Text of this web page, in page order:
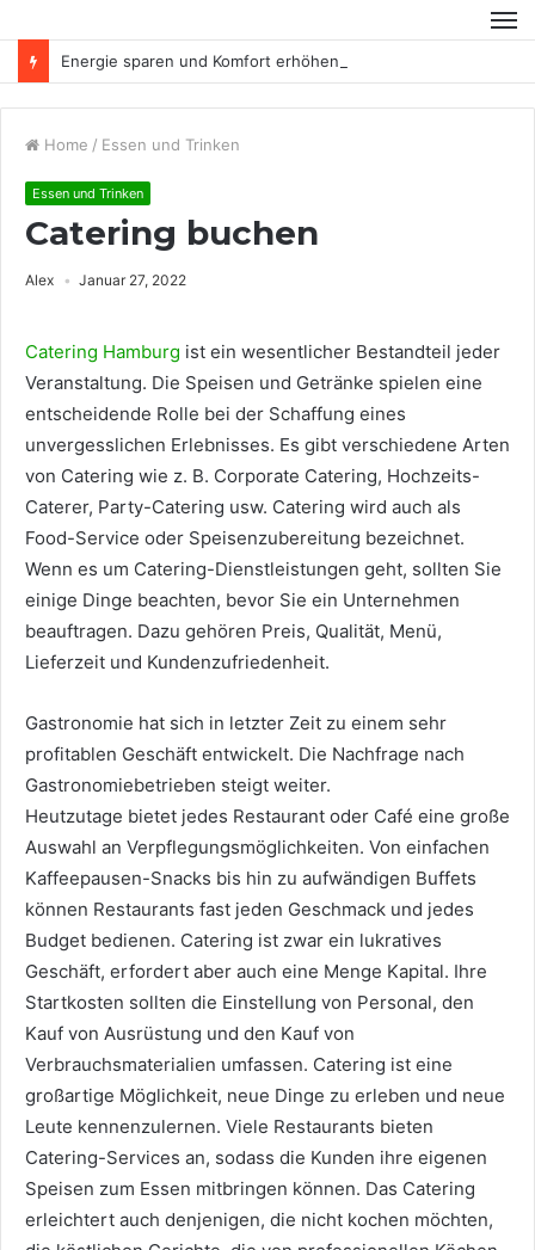
Energie sparen und Komfort erhöhen
Home / Essen und Trinken
Essen und Trinken
Catering buchen
Alex Januar 27, 2022
Catering Hamburg ist ein wesentlicher Bestandteil jeder
Veranstaltung. Die Speisen und Getränke spielen eine
entscheidende Rolle bei der Schaffung eines
unvergesslichen Erlebnisses. Es gibt verschiedene Arten
von Catering wie z. B. Corporate Catering, Hochzeits-
Caterer, Party-Catering usw. Catering wird auch als
Food-Service oder Speisenzubereitung bezeichnet.
Wenn es um Catering-Dienstleistungen geht, sollten Sie
einige Dinge beachten, bevor Sie ein Unternehmen
beauftragen. Dazu gehören Preis, Qualität, Menü,
Lieferzeit und Kundenzufriedenheit.
Gastronomie hat sich in letzter Zeit zu einem sehr
profitablen Geschäft entwickelt. Die Nachfrage nach
Gastronomiebetrieben steigt weiter.
Heutzutage bietet jedes Restaurant oder Café eine große
Auswahl an Verpflegungsmöglichkeiten. Von einfachen
Kaffeepausen-Snacks bis hin zu aufwändigen Buffets
können Restaurants fast jeden Geschmack und jedes
Budget bedienen. Catering ist zwar ein lukratives
Geschäft, erfordert aber auch eine Menge Kapital. Ihre
Startkosten sollten die Einstellung von Personal, den
Kauf von Ausrüstung und den Kauf von
Verbrauchsmaterialien umfassen. Catering ist eine
großartige Möglichkeit, neue Dinge zu erleben und neue
Leute kennenzulernen. Viele Restaurants bieten
Catering-Services an, sodass die Kunden ihre eigenen
Speisen zum Essen mitbringen können. Das Catering
erleichtert auch denjenigen, die nicht kochen möchten,